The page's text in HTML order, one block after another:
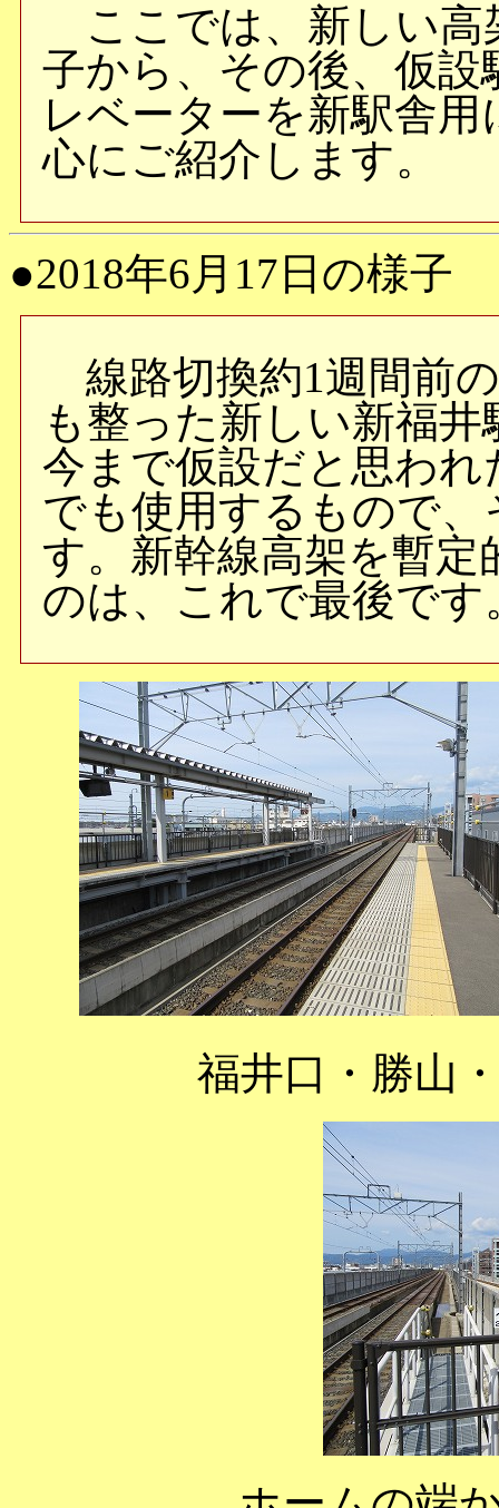
ここでは、新しい高
子から、その後、仮
レベーターを新駅舎
心にご紹介します。
●2018年6月17日の様子
線路切換約1週間前
も整った新しい新福
今まで仮設だと思わ
でも使用するもので
す。新幹線高架を暫
のは、これで最後です
福井口・勝山